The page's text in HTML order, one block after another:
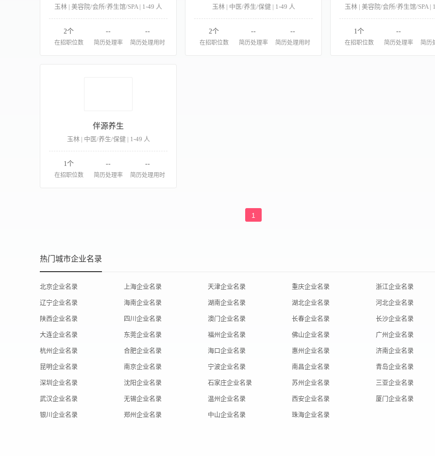
玉林 | 美容院/会所/养生馆/SPA | 1-49 人
2个
在招职位数
--
简历处理率
--
简历处理用时
玉林 | 中医/养生/保健 | 1-49 人
2个
在招职位数
--
简历处理率
--
简历处理用时
玉林 | 美容院/会所/养生馆/SPA |
1个
在招职位数
--
简历处理率 简历
伴源养生
玉林 | 中医/养生/保健 | 1-49 人
1个
在招职位数
--
简历处理率
--
简历处理用时
1
热门城市企业名录
北京企业名录 上海企业名录 天津企业名录 重庆企业名录 浙江企业名录
辽宁企业名录 海南企业名录 湖南企业名录 湖北企业名录 河北企业名录
陕西企业名录 四川企业名录 澳门企业名录 长春企业名录 长沙企业名录
大连企业名录 东莞企业名录 福州企业名录 佛山企业名录 广州企业名录
杭州企业名录 合肥企业名录 海口企业名录 惠州企业名录 济南企业名录
昆明企业名录 南京企业名录 宁波企业名录 南昌企业名录 青岛企业名录
深圳企业名录 沈阳企业名录 石家庄企业名录 苏州企业名录 三亚企业名录
武汉企业名录 无锡企业名录 温州企业名录 西安企业名录 厦门企业名录
银川企业名录 郑州企业名录 中山企业名录 珠海企业名录